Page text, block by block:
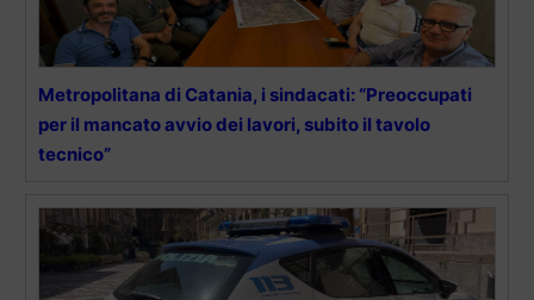
Metropolitana di Catania, i sindacati: “Preoccupati
per il mancato avvio dei lavori, subito il tavolo
tecnico”